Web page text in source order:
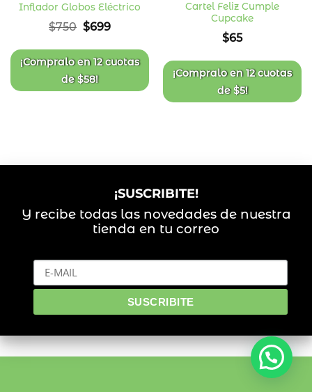
de
deseos
Inflador Globos Eléctrico
$750 El
original
era:
$750.
$699El
actual
es:
$699.
¡Compralo en12 cuotas
de$58!
Cartel Feliz Cumple
Cupcake
$65
¡Compralo en12 cuotas
de$5!
¡SUSCRIBITE!
Y recibe todas las novedades de nuestra
tienda en tu correo